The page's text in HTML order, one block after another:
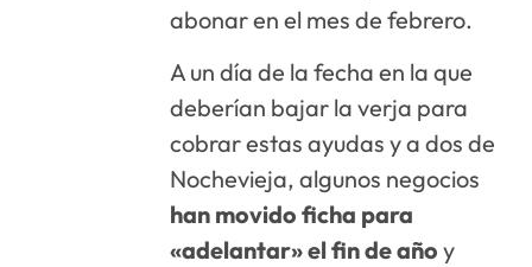
abonar en el mes de febrero.
A un día de la fecha en la que
deberían bajar la verja para
cobrar estas ayudas y a dos de
Nochevieja, algunos negocios
han movido ficha para
«adelantar» el fin de año y